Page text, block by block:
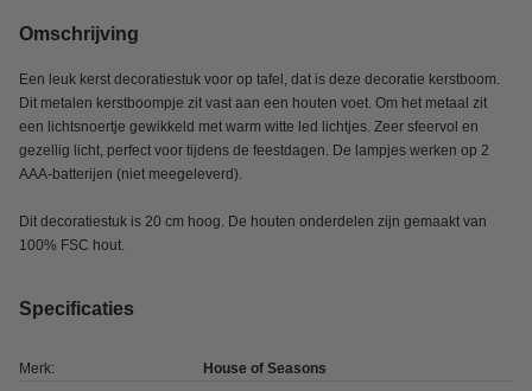
Omschrijving
Een leuk kerst decoratiestuk voor op tafel, dat is deze decoratie kerstboom.
Dit metalen kerstboompje zit vast aan een houten voet. Om het metaal zit
een lichtsnoertje gewikkeld met warm witte led lichtjes. Zeer sfeervol en
gezellig licht, perfect voor tijdens de feestdagen. De lampjes werken op 2
AAA-batterijen (niet meegeleverd).
Dit decoratiestuk is 20 cm hoog. De houten onderdelen zijn gemaakt van
100% FSC hout.
Specificaties
Merk: House of Seasons